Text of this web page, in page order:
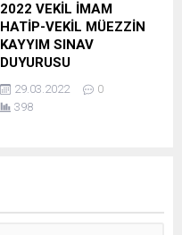
2022 VEKİL İMAM
HATİP-VEKİL MÜEZZİN
KAYYIM SINAV
DUYURUSU
29.03.2022
0
398